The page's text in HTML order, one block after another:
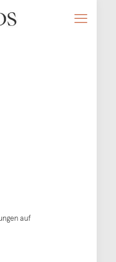
auf